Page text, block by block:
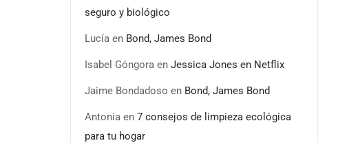
seguro y biológico
Lucía en Bond, James Bond
Isabel Góngora en Jessica Jones en Netflix
Jaime Bondadoso en Bond, James Bond
Antonia en 7 consejos de limpieza ecológica
para tu hogar